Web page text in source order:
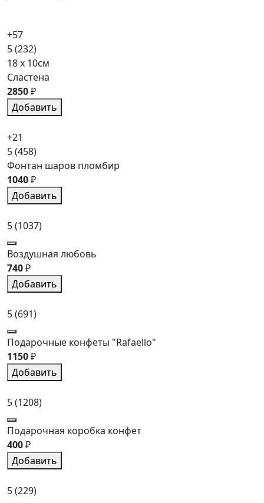
+57
5(232)
18 x 10см
Сластена
2850₽
Добавить
+21
5(458)
Фонтан шаров пломбир
1040₽
Добавить
5(1037)
Воздушная любовь
740₽
Добавить
5(691)
Подарочные конфеты "Rafaello"
1150₽
Добавить
5(1208)
Подарочная коробка конфет
400₽
Добавить
5(229)